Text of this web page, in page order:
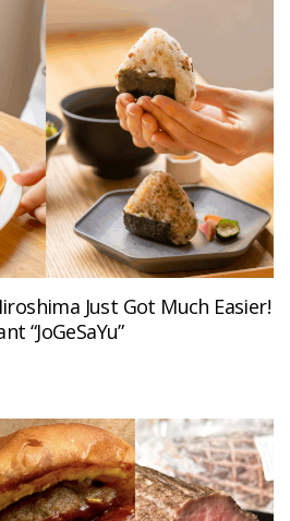
Just Got Much Easier!
“JoGeSaYu”